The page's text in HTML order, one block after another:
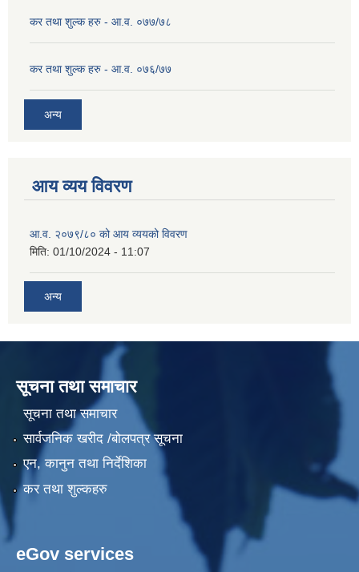
कर तथा शुल्क हरु - आ.व. ०७७/७८
कर तथा शुल्क हरु - आ.व. ०७६/७७
अन्य
आय व्यय विवरण
आ.व. २०७९/८० को आय व्ययको विवरण
मिति: 01/10/2024 - 11:07
अन्य
सूचना तथा समाचार
सूचना तथा समाचार
सार्वजनिक खरीद /बोलपत्र सूचना
एन, कानुन तथा निर्देशिका
कर तथा शुल्कहरु
eGov services